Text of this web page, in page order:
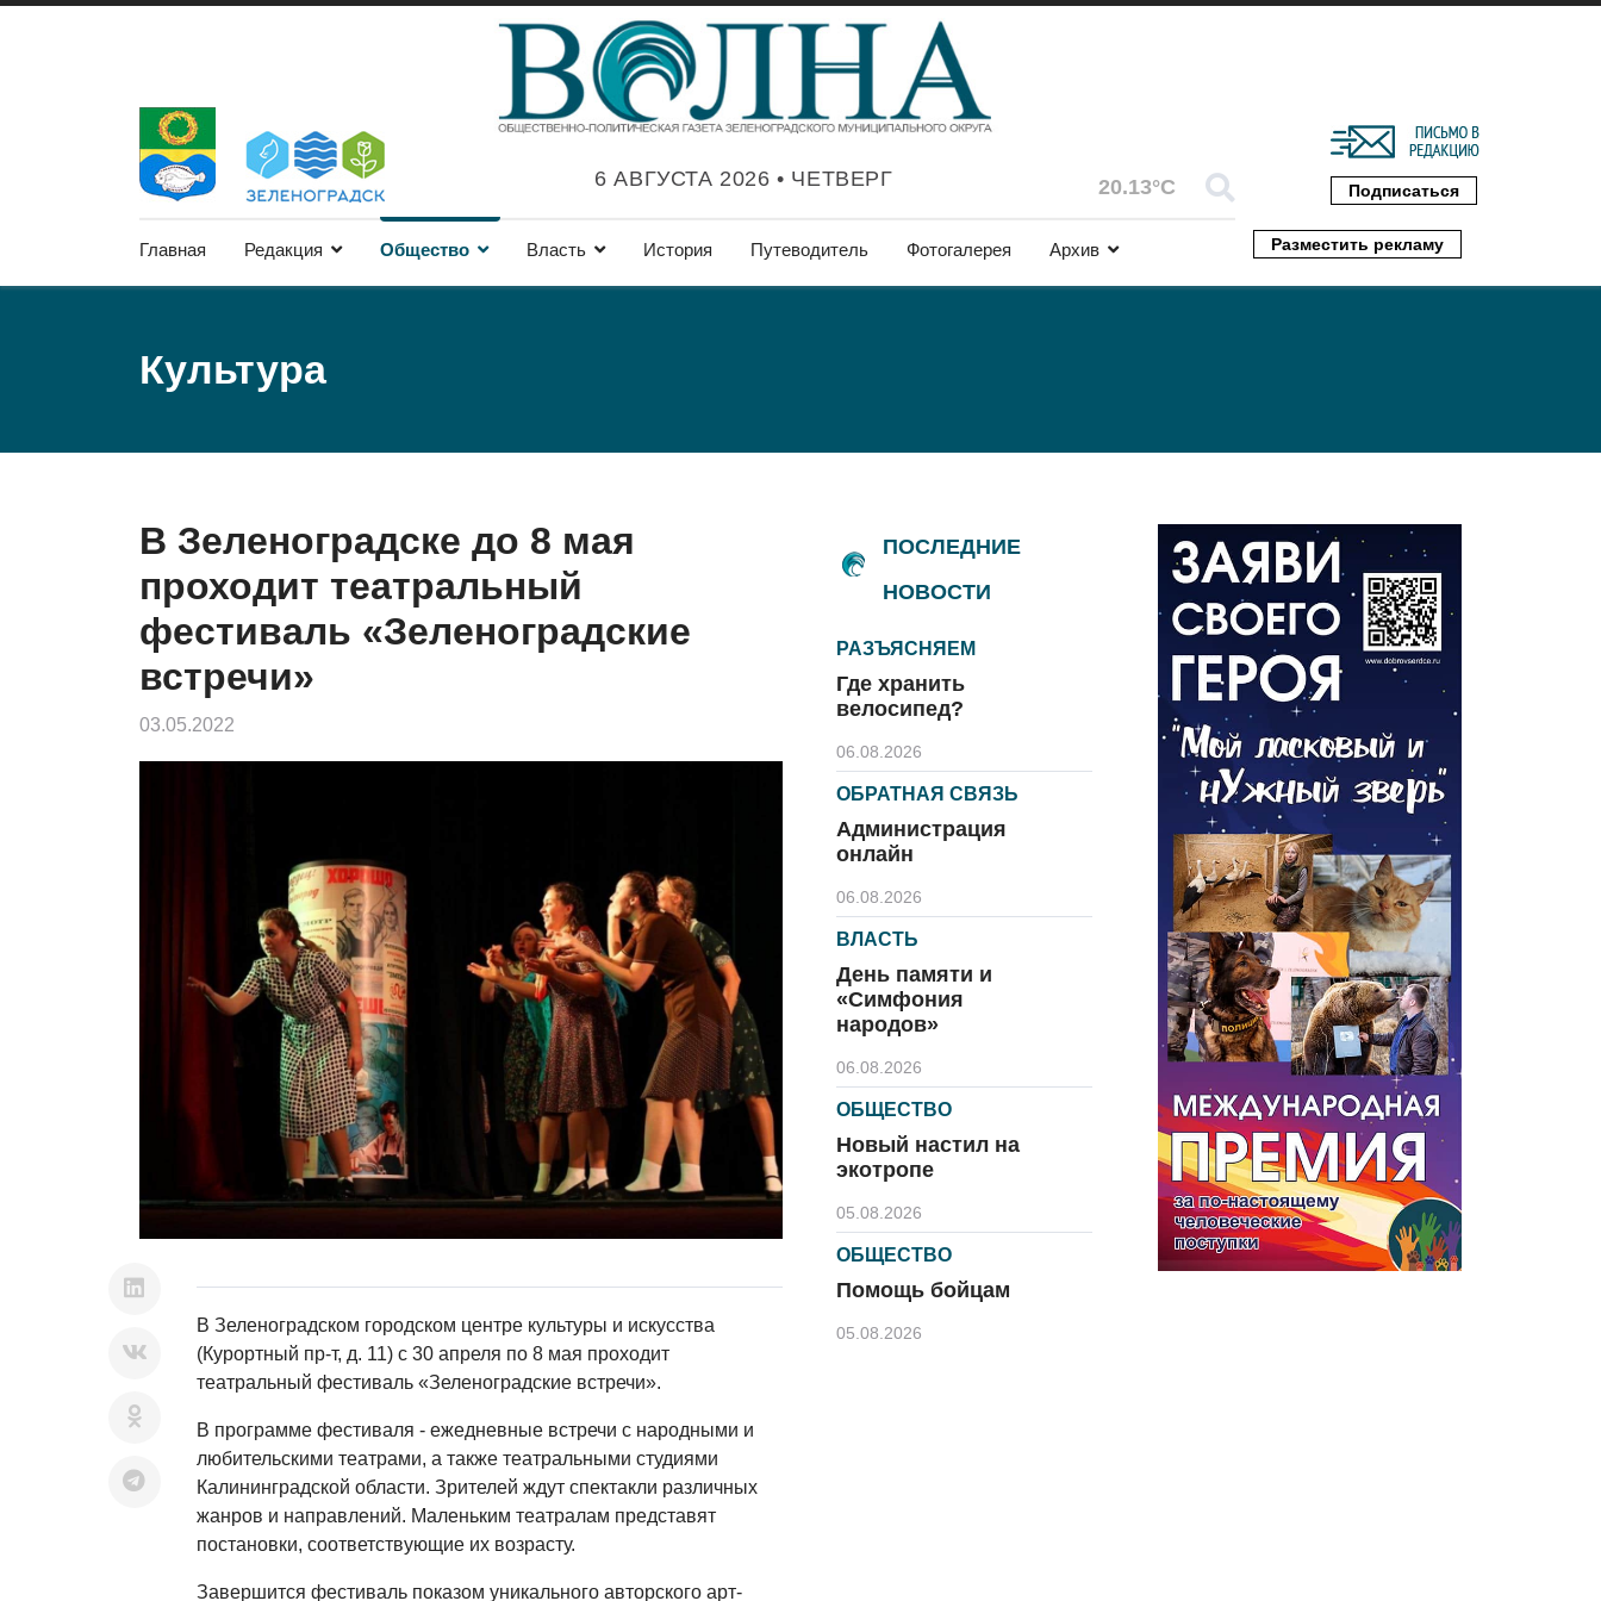
6 АВГУСТА 2026 • ЧЕТВЕРГ 20.13°C Подписаться
Главная Редакция Общество Власть История Путеводитель Фотогалерея Архив Разместить рекламу
Культура
В Зеленоградске до 8 мая
проходит театральный
фестиваль «Зеленоградские
встречи»
03.05.2022
В Зеленоградском городском центре культуры и искусства
(Курортный пр-т, д. 11) с 30 апреля по 8 мая проходит
театральный фестиваль «Зеленоградские встречи».
В программе фестиваля - ежедневные встречи с народными и
любительскими театрами, а также театральными студиями
Калининградской области. Зрителей ждут спектакли различных
жанров и направлений. Маленьким театралам представят
постановки, соответствующие их возрасту.
Завершится фестиваль показом уникального авторского арт-
ПОСЛЕДНИЕ
НОВОСТИ
РАЗЪЯСНЯЕМ
Где хранить
велосипед?
06.08.2026
ОБРАТНАЯ СВЯЗЬ
Администрация
онлайн
06.08.2026
ВЛАСТЬ
День памяти и
«Симфония
народов»
06.08.2026
ОБЩЕСТВО
Новый настил на
экотропе
05.08.2026
ОБЩЕСТВО
Помощь бойцам
05.08.2026